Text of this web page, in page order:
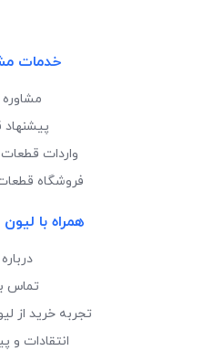
خدمات
واردات
فروشگاه
همراه با
تماس
تجربه خرید از
انتقادات و